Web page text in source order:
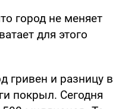
город не меняет
для этого
гривен и разницу в
покрыл. Сегодня